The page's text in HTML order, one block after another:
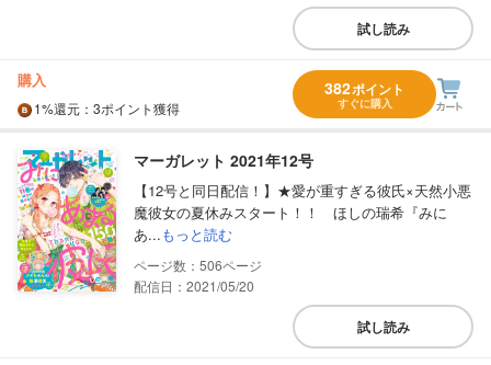
試し読み
購入
1%還元 ：3ポイント獲得
382ポイント
すぐに購入
マーガレット 2021年12号
【12号と同日配信！】★愛が重すぎる彼氏×天然小悪
魔彼女の夏休みスタート！！ ほしの瑞希『みに
あ...もっと読む
506
配信日：2021/05/20
試し読み